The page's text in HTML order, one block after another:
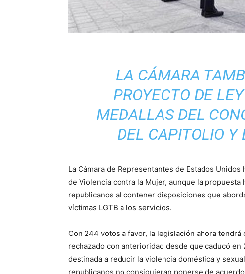
LA CÁMARA
PROYECTO DE
MEDALLAS DEL
DEL CAPITOLIO Y
La Cámara de Representantes de Estados
de Violencia contra la Mujer, aunque la
republicanos al contener disposiciones que
víctimas LGTB a los servicios.
Con 244 votos a favor, la legislación ahora
rechazado con anterioridad desde que caducó en
destinada a reducir la violencia doméstica y
republicanos no consiguieran ponerse de